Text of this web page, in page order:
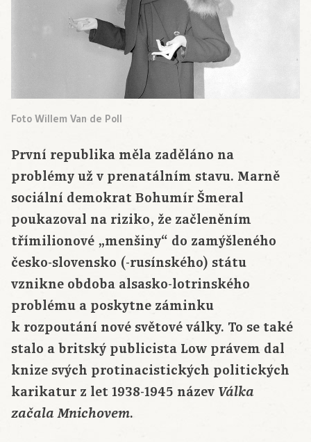
Foto Willem Van de Poll
První republika měla zaděláno na
problémy už v prenatálním stavu. Marně
sociální demokrat Bohumír Šmeral
poukazoval na riziko, že začleněním
třímilionové „menšiny“ do zamýšleného
česko-slovensko (-rusínského) státu
vznikne obdoba alsasko-lotrinského
problému a poskytne záminku
k rozpoutání nové světové války. To se také
stalo a britský publicista Low právem dal
knize svých protinacistických politických
karikatur z let 1938-1945 název Válka
začala Mnichovem.